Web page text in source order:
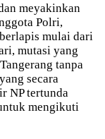
meyakinkan
Polri,
mulai dari
mutasi yang
tanpa
secara
NP tertunda
mengikuti